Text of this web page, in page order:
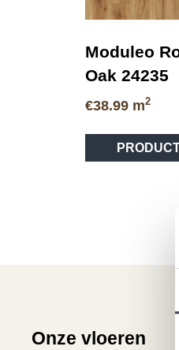
Moduleo
Oak 24235
€38.99m2
Onze vloeren